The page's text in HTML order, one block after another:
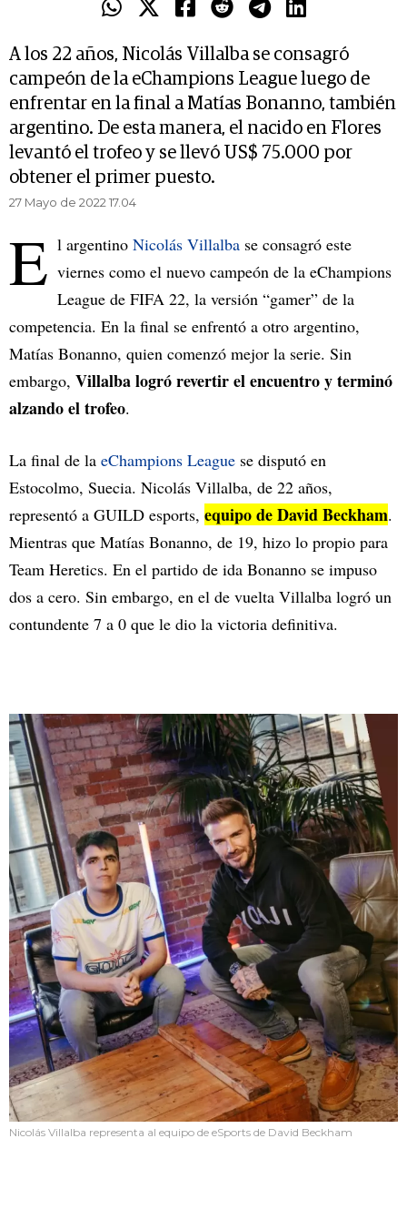
A los 22 años, Nicolás Villalba se consagró
campeón de la eChampions League luego de
enfrentar en la final a Matías Bonanno, también
argentino. De esta manera, el nacido en Flores
levantó el trofeo y se llevó US$ 75.000 por
obtener el primer puesto.
27 Mayo de 2022 17.04
E l argentino Nicolás Villalba se consagró este
viernes como el nuevo campeón de la eChampions
League de FIFA 22, la versión “gamer” de la
competencia. En la final se enfrentó a otro argentino,
Matías Bonanno, quien comenzó mejor la serie. Sin
embargo, Villalba logró revertir el encuentro y terminó
alzando el trofeo.
La final de la eChampions League se disputó en
Estocolmo, Suecia. Nicolás Villalba, de 22 años,
representó a GUILD esports, equipo de David Beckham.
Mientras que Matías Bonanno, de 19, hizo lo propio para
Team Heretics. En el partido de ida Bonanno se impuso
dos a cero. Sin embargo, en el de vuelta Villalba logró un
contundente 7 a 0 que le dio la victoria definitiva.
Nicolás Villalba representa al equipo de eSports de David Beckham